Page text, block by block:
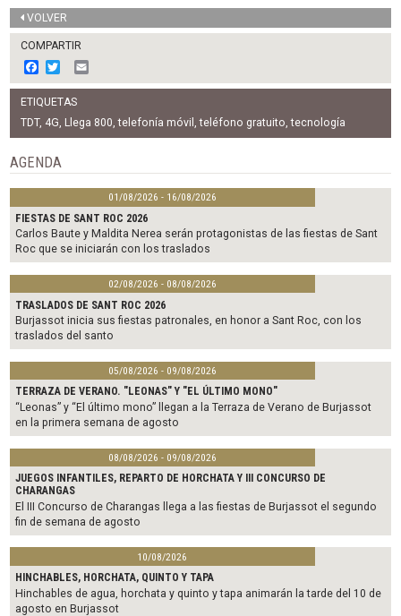
VOLVER
COMPARTIR
F
a
c
e
b
o
o
k
w
i
t
t
e
m
l
ETIQUETAS
TDT, 4G, Llega 800,telefonía móvil ,teléfono gratuito,tecnología
AGENDA
01/08/2026 - 16/08/2026
FIESTAS DE SANT ROC 2026
Carlos Baute y Maldita Nerea serán protagonistas de las fiestas de Sant
Roc que se iniciarán con los traslados
02/08/2026 - 08/08/2026
TRASLADOS DE SANT ROC 2026
Burjassot inicia sus fiestas patronales, en honor a Sant Roc, con los
traslados del santo
05/08/2026 - 09/08/2026
TERRAZA DE VERANO. "LEONAS" Y "EL ÚLTIMO MONO"
“Leonas” y “El último mono” llegan a la Terraza de Verano de Burjassot
en la primera semana de agosto
08/08/2026 - 09/08/2026
JUEGOS INFANTILES, REPARTO DE HORCHATA Y III CONCURSO DE
CHARANGAS
El III Concurso de Charangas llega a las fiestas de Burjassot el segundo
fin de semana de agosto
10/08/2026
HINCHABLES, HORCHATA, QUINTO Y TAPA
Hinchables de agua, horchata y quinto y tapa animarán la tarde del 10 de
agosto en Burjassot